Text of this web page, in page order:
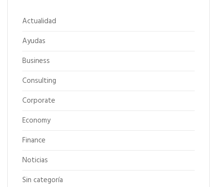
Actualidad
Ayudas
Business
Consulting
Corporate
Economy
Finance
Noticias
Sin categoría